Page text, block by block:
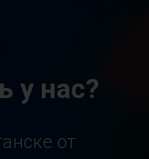
у нас?
от